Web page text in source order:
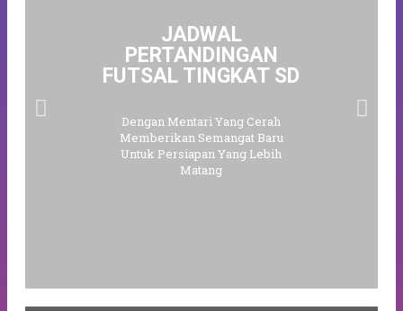
JADWAL
PERTANDINGAN
FUTSAL TINGKAT SD
Dengan Mentari Yang Cerah
Memberikan Semangat Baru
Untuk Persiapan Yang Lebih
Matang